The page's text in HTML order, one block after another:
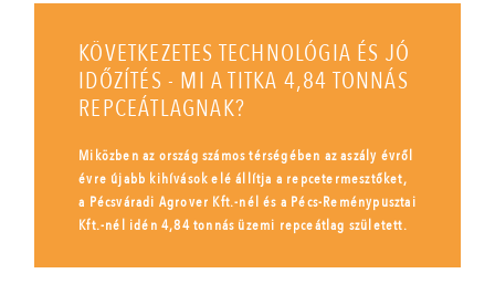
KÖVETKEZETES TECHNOLÓGIA ÉS JÓ
IDŐZÍTÉS - MI A TITKA 4,84 TONNÁS
REPCEÁTLAGNAK?
Miközben az ország számos térségében az aszály évről
évre újabb kihívások elé állítja a repcetermesztőket,
a Pécsváradi Agrover Kft.-nél és a Pécs-Reménypusztai
Kft.-nél idén 4,84 tonnás üzemi repceátlag született.